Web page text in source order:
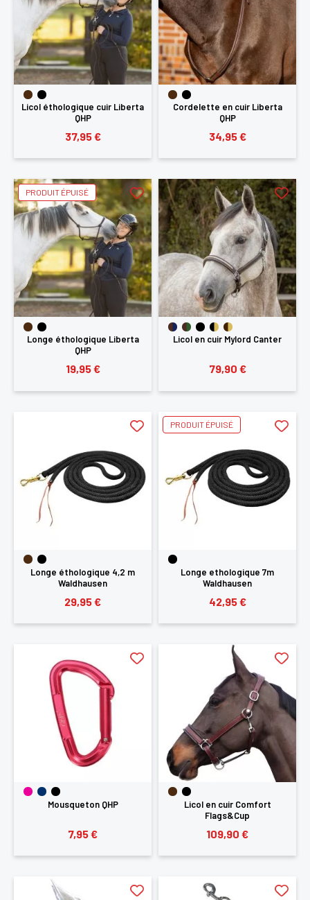
Licol éthologique cuir Liberta
QHP
37,95 €
Cordelette en cuir Liberta
QHP
34,95 €
Longe éthologique Liberta
QHP
19,95 €
PRODUIT ÉPUISÉ
Licol en cuir Mylord Canter
79,90 €
Longe éthologique 4,2 m
Waldhausen
29,95 €
Longe ethologique 7m
Waldhausen
42,95 €
PRODUIT ÉPUISÉ
Mousqueton QHP
7,95 €
Licol en cuir Comfort
Flags&Cup
109,90 €